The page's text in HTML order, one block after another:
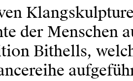
der Menschen
Bithells,